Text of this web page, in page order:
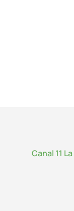
Canal 11